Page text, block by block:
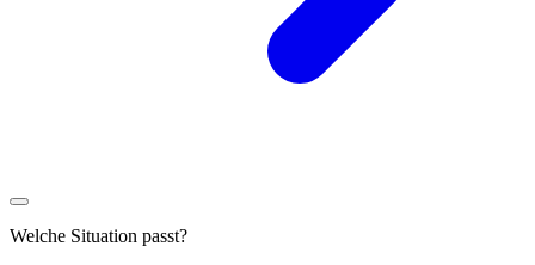
Welche Situation passt?